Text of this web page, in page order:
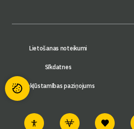
Lietošanas noteikumi
Sīkdatnes
Piekļūstamības paziņojums